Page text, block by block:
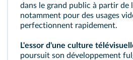
dans le grand public à partir de
notamment pour des usages
perfectionnent rapidement.
L'essor d'une culture
poursuit son développement